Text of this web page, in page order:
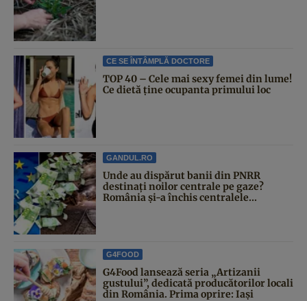
CE SE ÎNTÂMPLĂ DOCTORE
TOP 40 – Cele mai sexy femei din lume!
Ce dietă ține ocupanta primului loc
GANDUL.RO
Unde au dispărut banii din PNRR
destinați noilor centrale pe gaze?
România și-a închis centralele...
G4FOOD
G4Food lansează seria „Artizanii
gustului”, dedicată producătorilor locali
din România. Prima oprire: Iași